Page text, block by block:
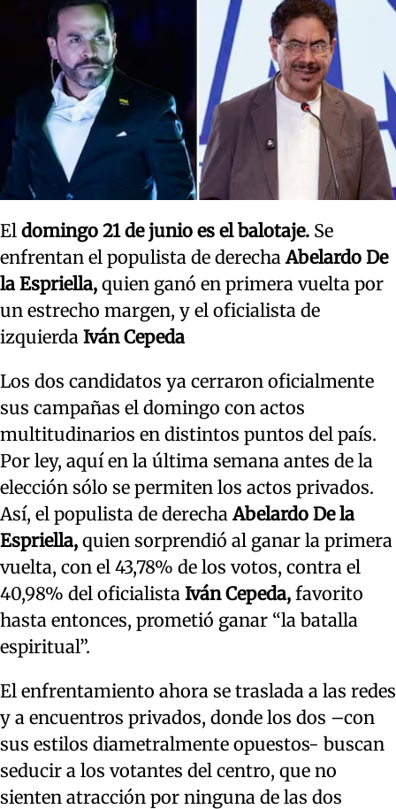
El domingo 21 de junio es el balotaje. Se
enfrentan el populista de derechaAbelardo De
la Espriella, quien ganó en primera vuelta por
un estrecho margen, y el oficialista de
izquierda Iván Cepeda
Los dos candidatos ya cerraron oficialmente
sus campañas el domingo con actos
multitudinarios en distintos puntos del país.
Por ley, aquí en la última semana antes de la
elección sólo se permiten los actos privados.
Así, el populista de derechaAbelardo De la
Espriella, quien sorprendió al ganar la primera
vuelta, con el 43,78% de los votos, contra el
40,98% del oficialista Iván Cepeda, favorito
hasta entonces, prometió ganar “la batalla
espiritual”.
El enfrentamiento ahora se traslada a las redes
y a encuentros privados, donde los dos –con
sus estilos diametralmente opuestos- buscan
seducir a los votantes del centro, que no
sienten atracción por ninguna de las dos